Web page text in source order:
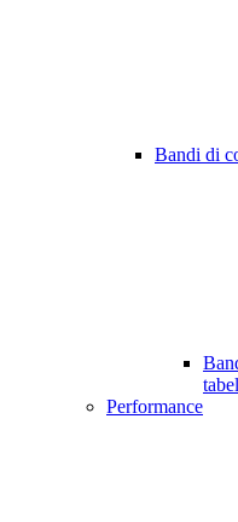
Bandi di
Performance